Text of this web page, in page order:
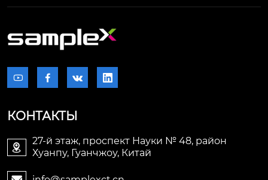
   
КОНТАКТЫ

27-й этаж, проспект Науки № 48, район
Хуанпу, Гуанчжоу, Китай